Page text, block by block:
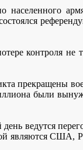
населенного
контроля не
прекращены
были
ведутся
являются США,